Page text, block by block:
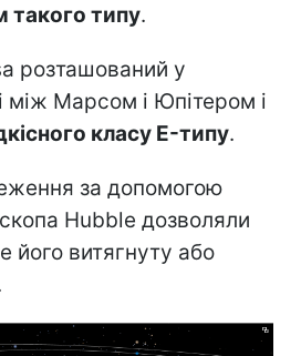
такого типу.
розташований у
між Марсом і Юпітером і
класу E-типу.
за допомогою
Hubble дозволяли
його витягнуту або